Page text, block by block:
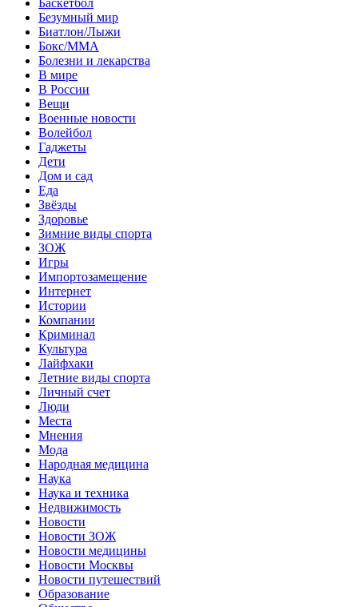
Баскетбол
Безумный мир
Биатлон/Лыжи
Бокс/MMA
Болезни и лекарства
В мире
В России
Вещи
Военные новости
Волейбол
Гаджеты
Дети
Дом и сад
Еда
Звёзды
Здоровье
Зимние виды спорта
ЗОЖ
Игры
Импортозамещение
Интернет
Истории
Компании
Криминал
Культура
Лайфхаки
Летние виды спорта
Личный счет
Люди
Места
Мнения
Мода
Народная медицина
Наука
Наука и техника
Недвижимость
Новости
Новости ЗОЖ
Новости медицины
Новости Москвы
Новости путешествий
Образование